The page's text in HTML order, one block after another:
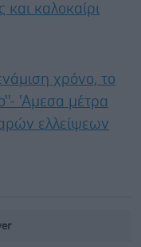
καλοκαίρι
χρόνο, το
'Αμεσα μέτρα
ελλείψεων